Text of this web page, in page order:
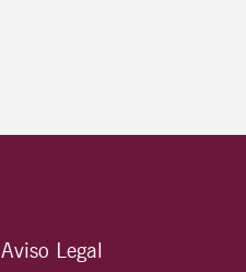
Aviso Legal